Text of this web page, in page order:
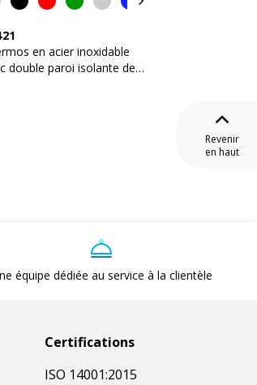
en acier inoxidable
double paroi isolante de
Revenir
en haut
équipe dédiée au service à la clientèle
Certifications
ISO 14001:2015